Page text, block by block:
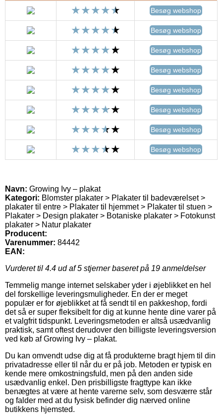
Besøg webshop
Besøg webshop
Besøg webshop
Besøg webshop
Besøg webshop
Besøg webshop
Besøg webshop
Besøg webshop
Navn: Growing Ivy – plakat
Kategori: Blomster plakater > Plakater til badeværelset >
plakater til entre > Plakater til hjemmet > Plakater til stuen >
Plakater > Design plakater > Botaniske plakater > Fotokunst
plakater > Natur plakater
Producent:
Varenummer: 84442
EAN:
Vurderet til 4.4 ud af 5 stjerner baseret på 19 anmeldelser
Temmelig mange internet selskaber yder i øjeblikket en hel
del forskellige leveringsmuligheder. En der er meget
populær er for øjeblikket at få sendt til en pakkeshop, fordi
det så er super fleksibelt for dig at kunne hente dine varer på
et valgfrit tidspunkt. Leveringsmetoden er altså usædvanlig
praktisk, samt oftest derudover den billigste leveringsversion
ved køb af Growing Ivy – plakat.
Du kan omvendt udse dig at få produkterne bragt hjem til din
privatadresse eller til når du er på job. Metoden er typisk en
kende mere omkostningsfuld, men på den anden side
usædvanlig enkel. Den prisbilligste fragttype kan ikke
benægtes at være at hente varerne selv, som desværre står
og falder med at du fysisk befinder dig nærved online
butikkens hjemsted.